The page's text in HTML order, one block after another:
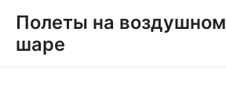
содержимому
Полеты на воздушном
шаре
по
записям